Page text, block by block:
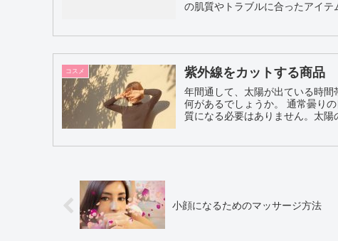
の肌質やトラブルに合ったアイテ
コスメ 紫外線をカットする商品
年間通して、太陽が出ている時
何があるでしょうか。 通常曇りの日には雲がある程度、紫外線をカットしてくれるので、神経
質になる必要はありません。太
小顔になるためのマッサージ方法